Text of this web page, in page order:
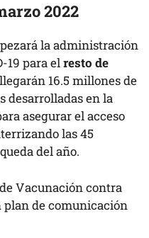
2022
la administración
19 para elresto de
16.5 millones de
desarrolladas en la
asegurar el acceso
las 45
del año.
Vacunación contra
plan de comunicación